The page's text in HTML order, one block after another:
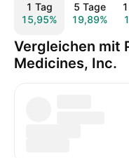
1 Tag
15,95%
5 Tage
19,89%
Vergleichen mit
Medicines, Inc.